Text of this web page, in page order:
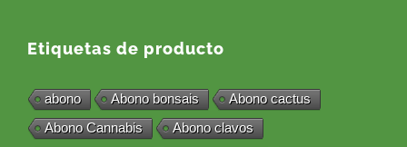
Etiquetas de producto
abono Abono bonsais
Abono cactus
Abono Cannabis
Abono clavos